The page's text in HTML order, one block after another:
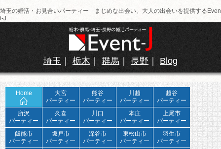
埼玉の婚活・お見合いパーティー まじめな出会い、大人の出会いを提供するEven
t-J
埼玉 ｜ 栃木 ｜ 群馬 ｜ 長野 ｜ Blog
Home
大宮
パーティー
熊谷
パーティー
川越
パーティー
越谷
パーティー
所沢
パーティー
久喜
パーティー
川口
パーティー
本庄
パーティー
上尾市
パーティー
飯能市
パーティー
坂戸市
パーティー
深谷市
パーティー
東松山市
パーティー
羽生市
パーティー